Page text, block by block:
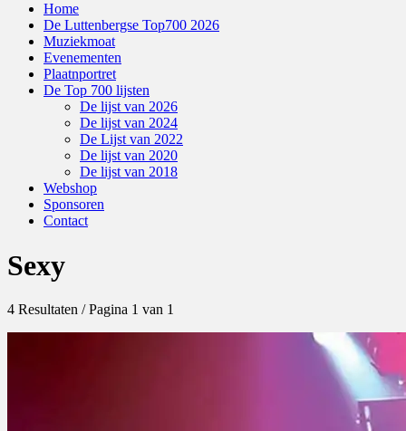
Home
De Luttenbergse Top700 2026
Muziekmoat
Evenementen
Plaatnportret
De Top 700 lijsten
De lijst van 2026
De lijst van 2024
De Lijst van 2022
De lijst van 2020
De lijst van 2018
Webshop
Sponsoren
Contact
Sexy
4 Resultaten / Pagina 1 van 1